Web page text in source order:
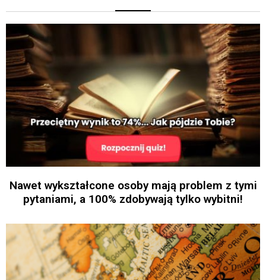
Nawet wykształcone osoby mają problem z tymi
pytaniami, a 100% zdobywają tylko wybitni!